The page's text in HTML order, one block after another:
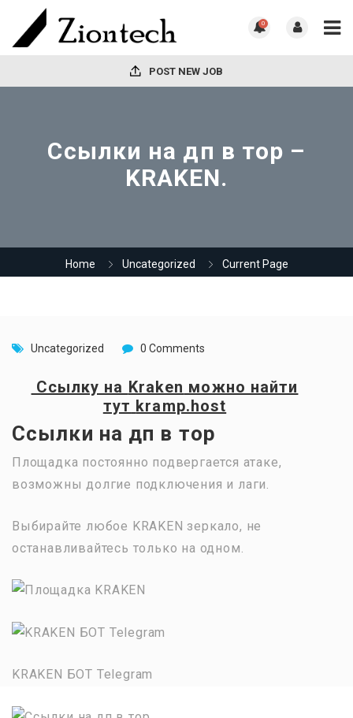
0
POST NEW JOB
Ссылки на дп в тор –
KRAKEN.
Home Uncategorized Current Page
Uncategorized 0 Comments
Ссылку на Kraken можно найти
тут kramp.host
Ссылки на дп в тор
Площадка постоянно подвергается атаке,
возможны долгие подключения и лаги.
Выбирайте любое KRAKEN зеркало, не
останавливайтесь только на одном.
KRAKEN БОТ Telegram